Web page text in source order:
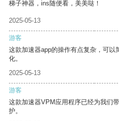
梯子神器，ins随便看，美美哒！
2025-05-13
游客
这款加速器app的操作有点复杂，可
化。
2025-05-13
游客
这款加速器VPM应用程序已经为我们
护。